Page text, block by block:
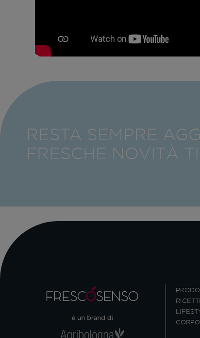
RESTA SEMPRE
FRESCHE NOVITÀ